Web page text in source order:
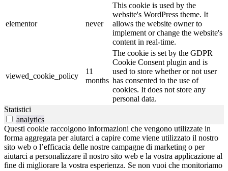
elementor never
This cookie is used by the
website's WordPress theme. It
allows the website owner to
implement or change the website's
content in real-time.
viewed_cookie_policy
11
months
The cookie is set by the GDPR
Cookie Consent plugin and is
used to store whether or not user
has consented to the use of
cookies. It does not store any
personal data.
Statistici
analytics
Questi cookie raccolgono informazioni che vengono utilizzate in
forma aggregata per aiutarci a capire come viene utilizzato il nostro
sito web o l’efficacia delle nostre campagne di marketing o per
aiutarci a personalizzare il nostro sito web e la vostra applicazione al
fine di migliorare la vostra esperienza. Se non vuoi che monitoriamo